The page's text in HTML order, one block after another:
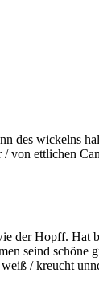
des wickelns
/ von ettlichen
Hopff. Hat
seind
/ kreucht